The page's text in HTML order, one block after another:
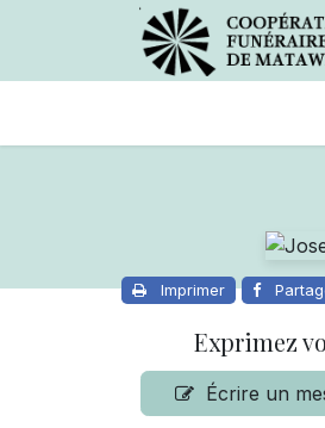
Imprimer
Exprimez
Écrire un